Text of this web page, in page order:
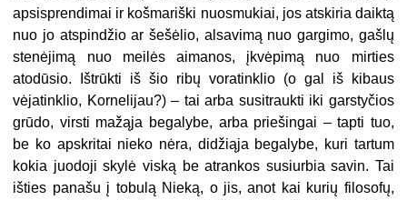
apsisprendimai ir košmariški nuosmukiai, jos atskiria daiktą
nuo jo atspindžio ar šešėlio, alsavimą nuo gargimo, gašlų
stenėjimą nuo meilės aimanos, įkvėpimą nuo mirties
atodūsio. Ištrūkti iš šio ribų voratinklio (o gal iš kibaus
vėjatinklio, Kornelijau?) – tai arba susitraukti iki garstyčios
grūdo, virsti mažąja begalybe, arba priešingai – tapti tuo,
be ko apskritai nieko nėra, didžiąja begalybe, kuri tartum
kokia juodoji skylė viską be atrankos susiurbia savin. Tai
išties panašu į tobulą Nieką, o jis, anot kai kurių filosofų,